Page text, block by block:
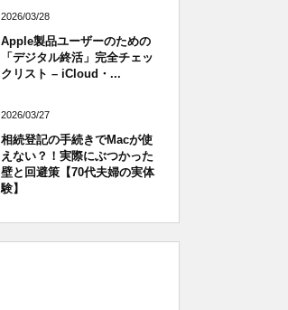
2026/03/28
Apple製品ユーザーのための
「デジタル終活」完全チェッ
クリスト – iCloud・...
2026/03/27
相続登記の手続きでMacが使
えない？！実際にぶつかった
壁と回避策【70代夫婦の実体
験】